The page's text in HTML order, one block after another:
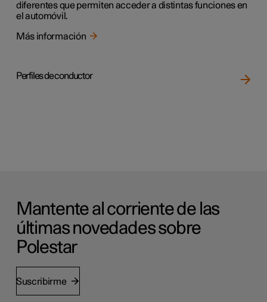
diferentes que permiten acceder a distintas funciones en
el automóvil.
Más información
Perfiles de conductor
Mantente al corriente de las
últimas novedades sobre
Polestar
Suscribirme